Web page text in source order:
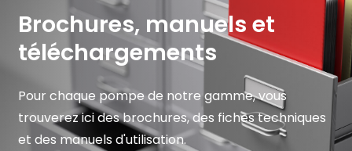
Brochures, manuels et
téléchargements
Pour chaque pompe de notre gamme, vous
trouverez ici des brochures, des fiches techniques
et des manuels d'utilisation.